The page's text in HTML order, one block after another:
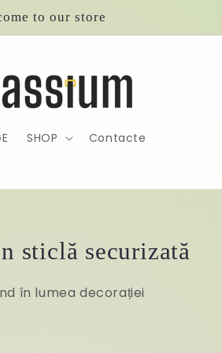
to our store
SHOP Contacte
sticlă securizată
în lumea decorației